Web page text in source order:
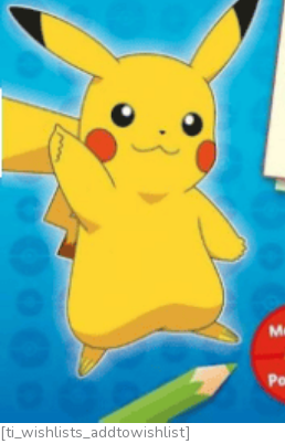
[ti_wishlists_addtowishlist]